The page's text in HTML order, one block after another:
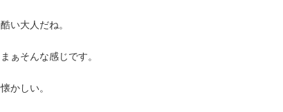
酷い大人だね。
まぁそんな感じです。
懐かしい。